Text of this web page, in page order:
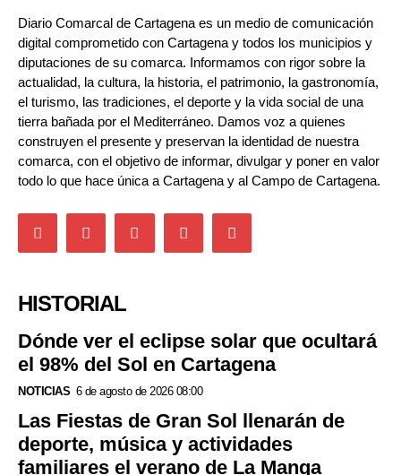
Diario Comarcal de Cartagena es un medio de comunicación
digital comprometido con Cartagena y todos los municipios y
diputaciones de su comarca. Informamos con rigor sobre la
actualidad, la cultura, la historia, el patrimonio, la gastronomía,
el turismo, las tradiciones, el deporte y la vida social de una
tierra bañada por el Mediterráneo. Damos voz a quienes
construyen el presente y preservan la identidad de nuestra
comarca, con el objetivo de informar, divulgar y poner en valor
todo lo que hace única a Cartagena y al Campo de Cartagena.
HISTORIAL
Dónde ver el eclipse solar que ocultará
el 98% del Sol en Cartagena
NOTICIAS 6 de agosto de 2026 08:00
Las Fiestas de Gran Sol llenarán de
deporte, música y actividades
familiares el verano de La Manga